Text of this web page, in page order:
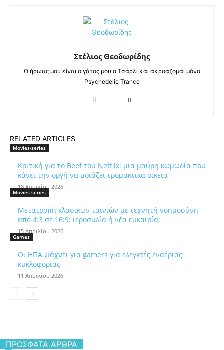
Στέλιος Θεοδωρίδης
Ο ήρωας μου είναι ο γάτος μου ο Τσάρλι και ακροάζομαι μόνο
Psychedelic Trance
RELATED ARTICLES
Movies-series
Κριτική για το Beef του Netflix: μια μαύρη κωμωδία που
κάνει την οργή να μοιάζει τρομακτικά οικεία
18 Απριλίου 2026
Movies-series
Μετατροπή κλασικών ταινιών με τεχνητή νοημοσύνη
από 4:3 σε 16:9: ιεροσυλία ή νέα ευκαιρία;
15 Απριλίου 2026
Games
Οι ΗΠΑ ψάχνει για gamers για ελεγκτές εναέριας
κυκλοφορίας
11 Απριλίου 2026
ΠΡΌΣΦΑΤΑ ΆΡΘΡΑ